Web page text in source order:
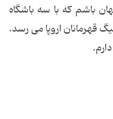
باشم که با سه باشگاه
قهرمانان اروپا می رسد.